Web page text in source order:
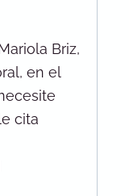
Briz,
en el
cita